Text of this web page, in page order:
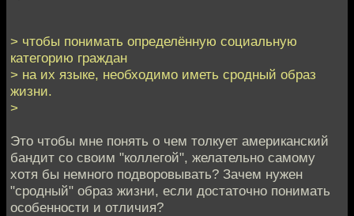
> чтобы понимать определённую социальную
категорию граждан
> на их языке, необходимо иметь сродный образ
жизни.
>
Это чтобы мне понять о чем толкует американский
бандит со своим "коллегой", желательно самому
хотя бы немного подворовывать? Зачем нужен
"сродный" образ жизни, если достаточно понимать
особенности и отличия?